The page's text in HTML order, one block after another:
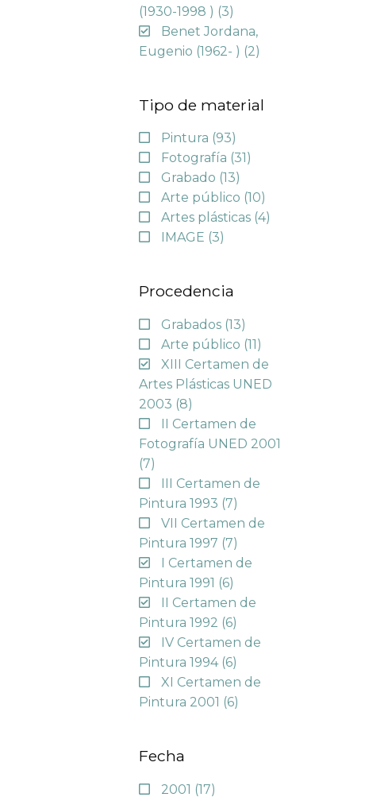
(1930-1998 ) (3)
Benet Jordana,
Eugenio (1962- ) (2)
Tipo de material
Pintura (93)
Fotografía (31)
Grabado (13)
Arte público (10)
Artes plásticas (4)
IMAGE (3)
Procedencia
Grabados (13)
Arte público (11)
XIII Certamen de
Artes Plásticas UNED
2003 (8)
II Certamen de
Fotografía UNED 2001
(7)
III Certamen de
Pintura 1993 (7)
VII Certamen de
Pintura 1997 (7)
I Certamen de
Pintura 1991 (6)
II Certamen de
Pintura 1992 (6)
IV Certamen de
Pintura 1994 (6)
XI Certamen de
Pintura 2001 (6)
Fecha
2001 (17)